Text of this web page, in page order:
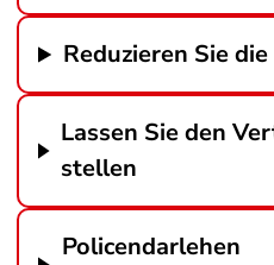
Reduzieren Sie
Lassen Sie den
stellen
Policendarlehen